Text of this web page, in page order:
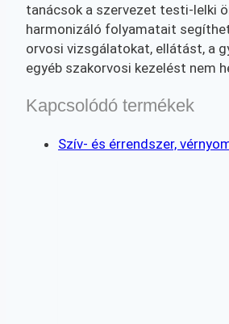
tanácsok a szervezet testi-lelki
harmonizáló folyamatait
orvosi vizsgálatokat, ellátást, a
egyéb szakorvosi kezelést nem
Kapcsolódó termékek
Szív- és érrendszer,